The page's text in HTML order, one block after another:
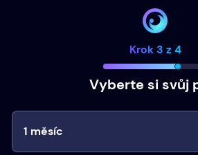
Krok 3 z 4
Vyberte si svůj
1 měsíc